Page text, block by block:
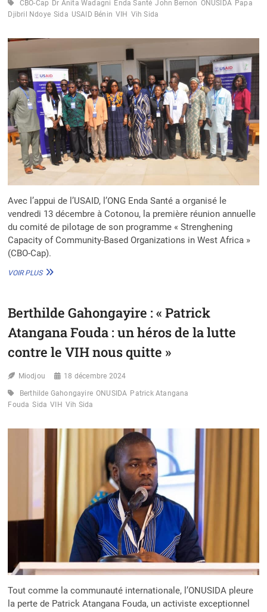
CBO-Cap Dr Anita Wadagni Enda Santé John Bernon ONUSIDA Papa
Djibril Ndoye Sida USAID Bénin VIH Vih Sida
Avec l’appui de l’USAID, l’ONG Enda Santé a organisé le
vendredi 13 décembre à Cotonou, la première réunion annuelle
du comité de pilotage de son programme « Strenghening
Capacity of Community-Based Organizations in West Africa »
(CBO-Cap).
VOIR PLUSCBO-
TIENT
1ÈRE
RÉUNION
ANNUELLE
COMITÉ
RÉGIONAL
Berthilde Gahongayire : « Patrick
Atangana Fouda : un héros de la lutte
contre le VIH nous quitte »
Miodjou 18 décembre 2024
Berthilde Gahongayire ONUSIDA Patrick Atangana
Fouda Sida VIH Vih Sida
Tout comme la communauté internationale, l’ONUSIDA pleure
la perte de Patrick Atangana Fouda, un activiste exceptionnel